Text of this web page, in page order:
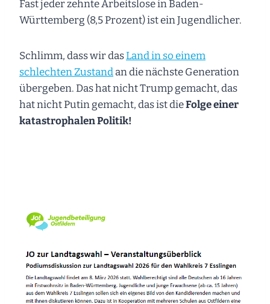
Fast jeder zehnte Arbeitslose in Baden-
Württemberg (8,5 Prozent) ist ein Jugendlicher.
Schlimm, dass wir dasLand in so einem
schlechten Zustandan die nächste Generation
übergeben. Das hat nicht Trump gemacht, das
hat nicht Putin gemacht, das ist dieFolge einer
katastrophalen Politik!